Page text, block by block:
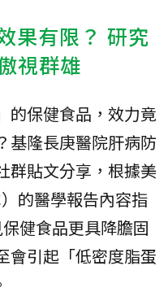
果有限？ 研究
視群雄
的保健食品，效力竟
基隆長庚醫院肝病防
群貼文分享，根據美
的醫學報告內容指
健食品更具降膽固
會引起「低密度脂蛋